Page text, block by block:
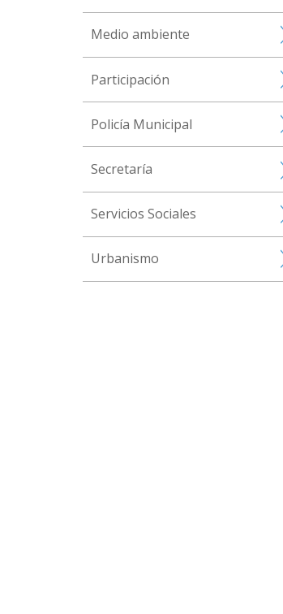
Medio ambiente
Participación
Policía Municipal
Secretaría
Servicios Sociales
Urbanismo